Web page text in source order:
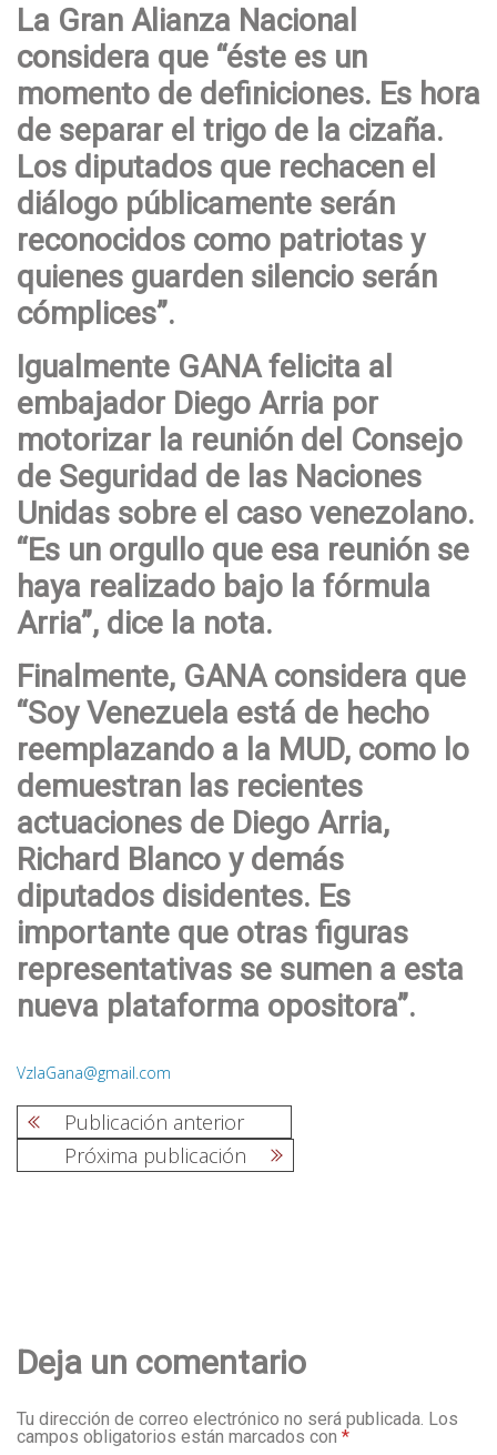
La Gran Alianza Nacional
considera que “éste es un
momento de definiciones. Es hora
de separar el trigo de la cizaña.
Los diputados que rechacen el
diálogo públicamente serán
reconocidos como patriotas y
quienes guarden silencio serán
cómplices”.
Igualmente GANA felicita al
embajador Diego Arria por
motorizar la reunión del Consejo
de Seguridad de las Naciones
Unidas sobre el caso venezolano.
“Es un orgullo que esa reunión se
haya realizado bajo la fórmula
Arria”, dice la nota.
Finalmente, GANA considera que
“Soy Venezuela está de hecho
reemplazando a la MUD, como lo
demuestran las recientes
actuaciones de Diego Arria,
Richard Blanco y demás
diputados disidentes. Es
importante que otras figuras
representativas se sumen a esta
nueva plataforma opositora”.
VzlaGana@gmail.com
Navegación
Publicación anterior
Próxima publicación
Deja un comentario
Tu dirección de correo electrónico no será publicada. Los
campos obligatorios están marcados con *